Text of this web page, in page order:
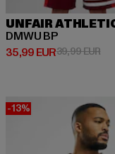
UNFAIR
DMWU BP
35,99 EUR
Derzeitiger Preis:
39,99 EUR
-13%